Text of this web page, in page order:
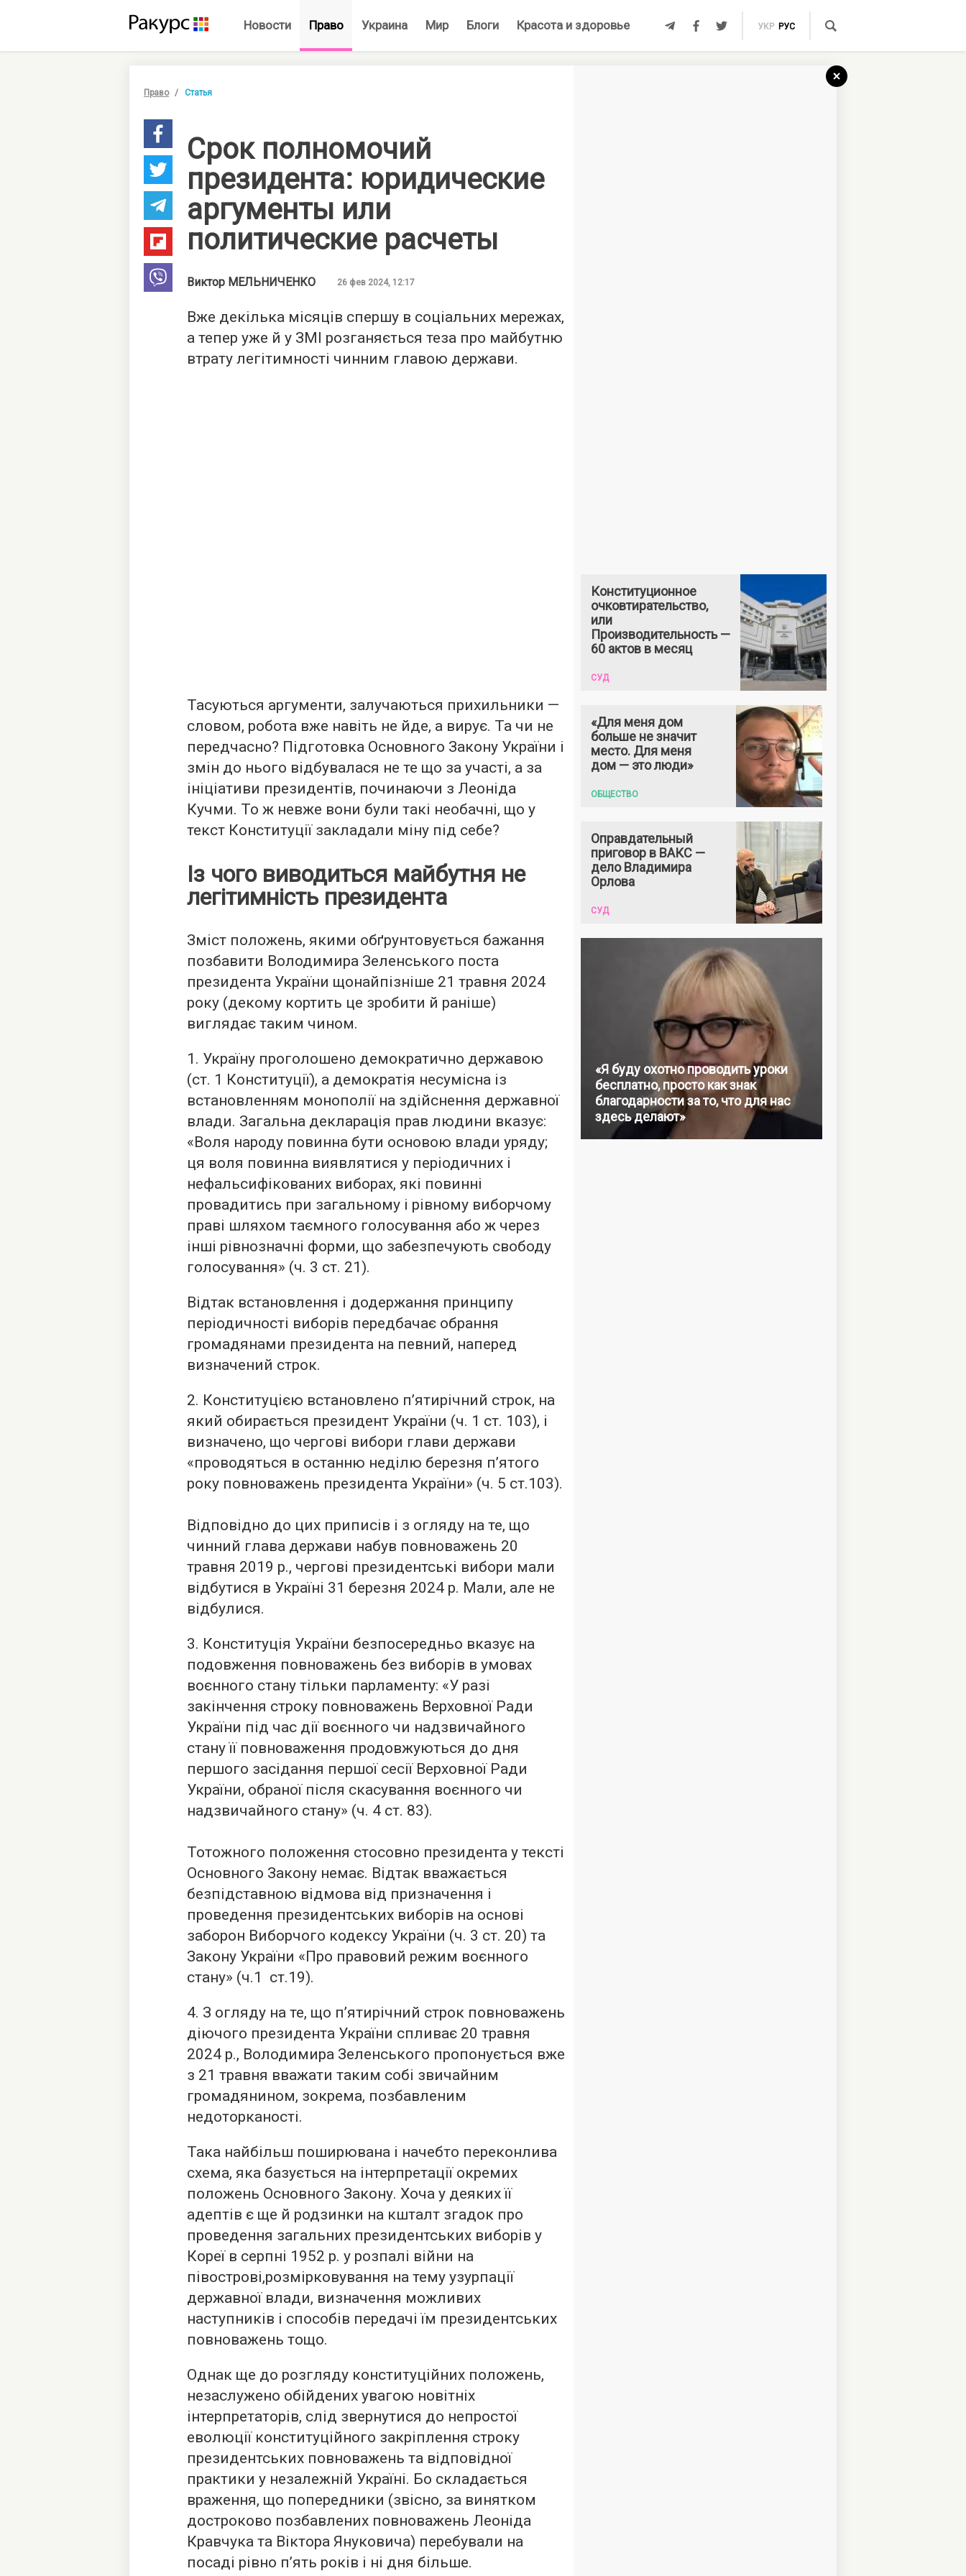
Новости Право Украина Мир Блоги Красота и здоровье УКР РУС
Право Статья
Срок полномочий
президента: юридические
аргументы или
политические расчеты
Виктор МЕЛЬНИЧЕНКО 26 фев 2024, 12:17
Вже декілька місяців спершу в соціальних мережах,
а тепер уже й у ЗМІ розганяється теза про майбутню
втрату легітимності чинним главою держави.
Тасуються аргументи, залучаються прихильники —
словом, робота вже навіть не йде, а вирує. Та чи не
передчасно? Підготовка Основного Закону України і
змін до нього відбувалася не те що за участі, а за
ініціативи президентів, починаючи з Леоніда
Кучми. То ж невже вони були такі необачні, що у
текст Конституції закладали міну під себе?
Із чого виводиться майбутня не
легітимність президента
Зміст положень, якими обґрунтовується бажання
позбавити Володимира Зеленського поста
президента України щонайпізніше 21 травня 2024
року (декому кортить це зробити й раніше)
виглядає таким чином.
1. Україну проголошено демократично державою
(ст. 1 Конституції), а демократія несумісна із
встановленням монополії на здійснення державної
влади. Загальна декларація прав людини вказує:
«Воля народу повинна бути основою влади уряду;
ця воля повинна виявлятися у періодичних і
нефальсифікованих виборах, які повинні
провадитись при загальному і рівному виборчому
праві шляхом таємного голосування або ж через
інші рівнозначні форми, що забезпечують свободу
голосування» (ч. 3 ст. 21).
Відтак встановлення і додержання принципу
періодичності виборів передбачає обрання
громадянами президента на певний, наперед
визначений строк.
2. Конституцією встановлено п’ятирічний строк, на
який обирається президент України (ч. 1 ст. 103), і
визначено, що чергові вибори глави держави
«проводяться в останню неділю березня п’ятого
року повноважень президента України» (ч. 5 ст.103).
Відповідно до цих приписів і з огляду на те, що
чинний глава держави набув повноважень 20
травня 2019 р., чергові президентські вибори мали
відбутися в Україні 31 березня 2024 р. Мали, але не
відбулися.
3. Конституція України безпосередньо вказує на
подовження повноважень без виборів в умовах
воєнного стану тільки парламенту: «У разі
закінчення строку повноважень Верховної Ради
України під час дії воєнного чи надзвичайного
стану її повноваження продовжуються до дня
першого засідання першої сесії Верховної Ради
України, обраної після скасування воєнного чи
надзвичайного стану» (ч. 4 ст. 83).
Тотожного положення стосовно президента у тексті
Основного Закону немає. Відтак вважається
безпідставною відмова від призначення і
проведення президентських виборів на основі
заборон Виборчого кодексу України (ч. 3 ст. 20) та
Закону України «Про правовий режим воєнного
стану» (ч.1 ст.19).
4. З огляду на те, що п’ятирічний строк повноважень
діючого президента України спливає 20 травня
2024 р., Володимира Зеленського пропонується вже
з 21 травня вважати таким собі звичайним
громадянином, зокрема, позбавленим
недоторканості.
Така найбільш поширювана і начебто переконлива
схема, яка базується на інтерпретації окремих
положень Основного Закону. Хоча у деяких її
адептів є ще й родзинки на кшталт згадок про
проведення загальних президентських виборів у
Кореї в серпні 1952 р. у розпалі війни на
півострові,розмірковування на тему узурпації
державної влади, визначення можливих
наступників і способів передачі їм президентських
повноважень тощо.
Однак ще до розгляду конституційних положень,
незаслужено обійдених увагою новітніх
інтерпретаторів, слід звернутися до непростої
еволюції конституційного закріплення строку
президентських повноважень та відповідної
практики у незалежній Україні. Бо складається
враження, що попередники (звісно, за винятком
достроково позбавлених повноважень Леоніда
Кравчука та Віктора Януковича) перебували на
посаді рівно п’ять років і ні дня більше.
Конституционное
очковтирательство,
или
Производительность —
60 актов в месяц
СУД
«Для меня дом
больше не значит
место. Для меня
дом — это люди»
ОБЩЕСТВО
Оправдательный
приговор в ВАКС —
дело Владимира
Орлова
СУД
«Я буду охотно проводить уроки
бесплатно, просто как знак
благодарности за то, что для нас
здесь делают»